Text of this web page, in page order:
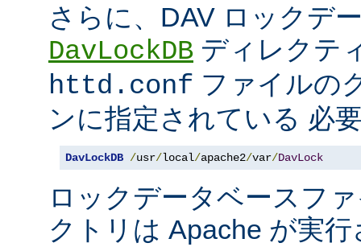
さらに、DAV ロックデ
DavLockDB ディレクテ
httd.conf ファイルの
ンに指定されている 必
DavLockDB /usr/local/apache2/var/DavLock
ロックデータベースフ
クトリは Apache が実